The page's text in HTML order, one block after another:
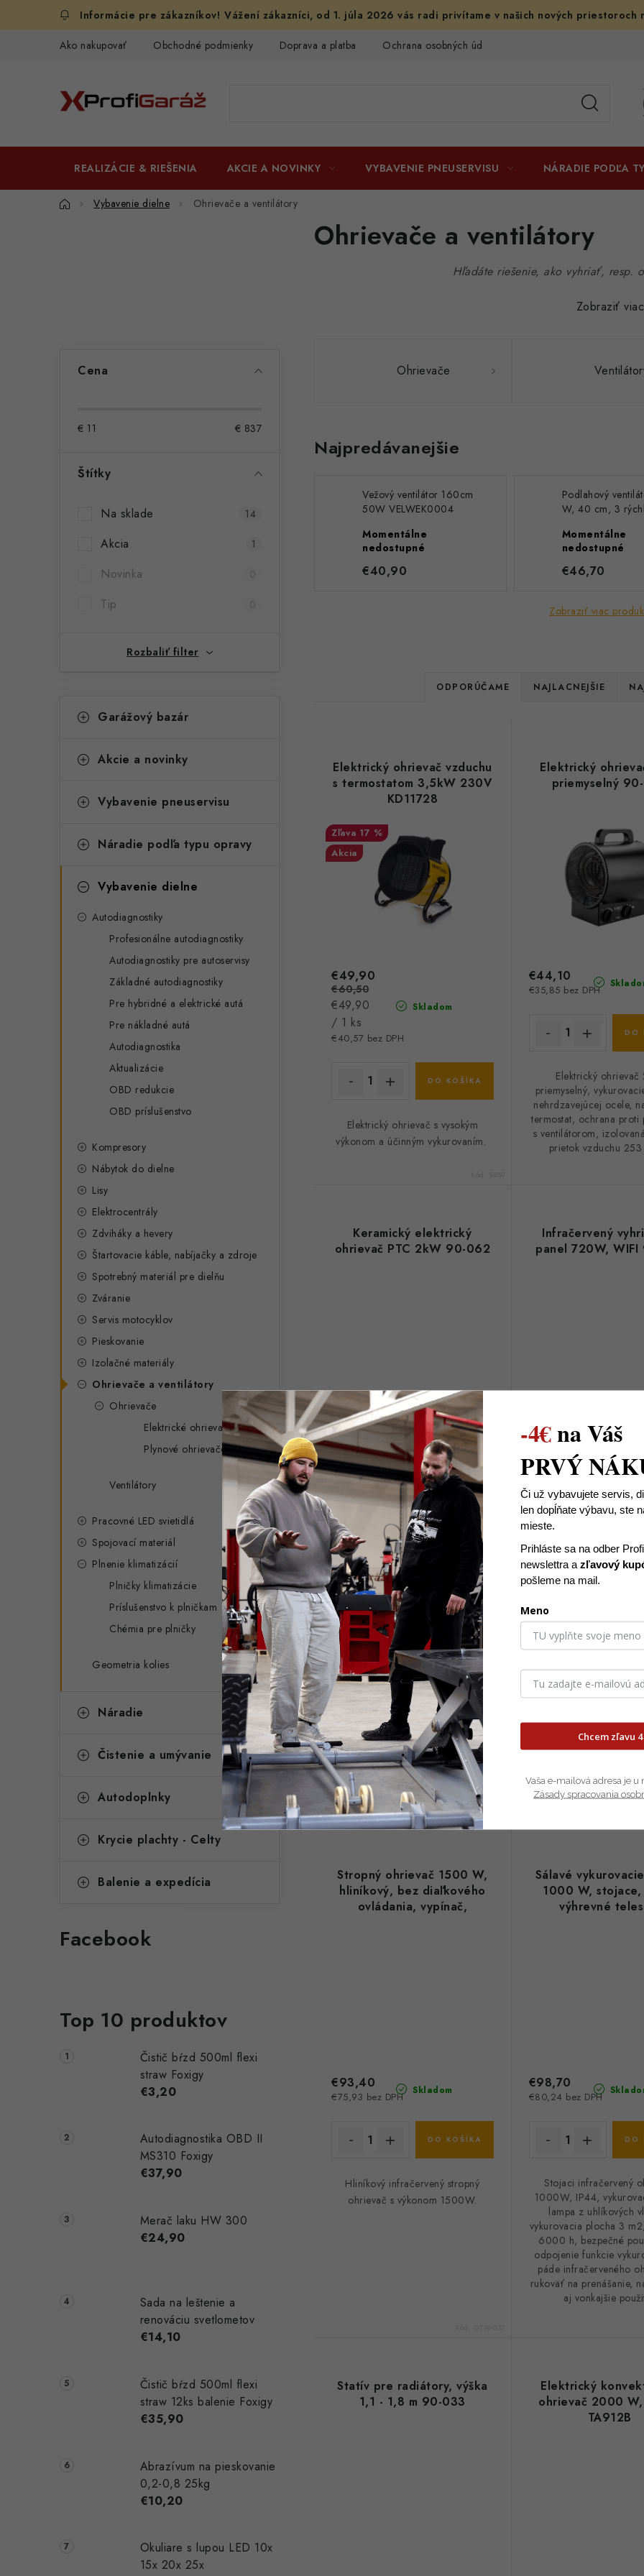
Vážení zákazníci, od 1. júla 2026 vás radi privítame v našich nových priestoroch
Ako nakupovať Obchodné podmienky Doprava a platba Ochrana osobných údajov
REALIZÁCIE & RIEŠENIA AKCIE A NOVINKY VYBAVENIE PNEUSERVISU NÁRADIE PODĽA
DomovVybavenie dielne Ohrievače a ventilátory
Cena
€ 11 € 837
Štítky
Na sklade 14
Akcia 1
Novinka 0
Tip 0
Rozbaliť filter
kategórie
i
Garážový bazár
Akcie a novinky
Vybavenie pneuservisu
Náradie podľa typu opravy
Vybavenie dielne
Autodiagnostiky
Profesionálne autodiagnostiky
Autodiagnostiky pre autoservisy
Základné autodiagnostiky
Pre hybridné a elektrické autá
Pre nákladné autá
Autodiagnostika
Aktualizácie
OBD redukcie
OBD príslušenstvo
Kompresory
Nábytok do dielne
Lisy
Elektrocentrály
Zdviháky a hevery
Štartovacie káble, nabíjačky a zdroje
Spotrebný materiál pre dielňu
Zváranie
Servis motocyklov
Pieskovanie
Izolačné materiály
Ohrievače a ventilátory
Ohrievače
Elektrické ohrievače
Plynové ohrievače
Ventilátory
Pracovné LED svietidlá
Spojovací materiál
Plnenie klimatizácií
Plničky klimatizácie
Príslušenstvo k plničkam
Chémia pre plničky
Geometria kolies
Náradie
Čistenie a umývanie
Autodoplnky
Krycie plachty - Celty
Balenie a expedícia
Facebook
Top 10 produktov
Čistič bŕzd 500ml flexi
straw Foxigy
€3,20
Autodiagnostika OBD II
MS310 Foxigy
€37,90
Merač laku HW 300
€24,90
Sada na leštenie a
renováciu svetlometov
€14,10
Čistič bŕzd 500ml flexi
straw 12ks balenie Foxigy
€35,90
Abrazívum na pieskovanie
0,2-0,8 25kg
€10,20
Okuliare s lupou LED 10x
15x 20x 25x
Ohrievače a ventilátory
Hľadáte riešenie, ako vyhriať, resp.
Zobraziť viac
Ohrievače
Najpredávanejšie
Vežový ventilátor 160cm
50W VELWEK0004
Momentálne
nedostupné
€40,90
Podlahový
W, 40 cm, 3
Momentálne
nedostupné
€46,70
Zobraziť viac
R
e
n
e
p
r
o
k
o
v
ODPORÚČAME NAJLACNEJŠIE
p
Elektrický ohrievač vzduchu
s termostatom 3,5kW 230V
KD11728
17 %
Akcia
Skladom
€40,57 bez DPH
€49,90
€60,50
Jednotková
cena:
€49,90
/ 1 ks
DO KOŠÍKA
Elektrický ohrievač s vysokým
výkonom a účinným vykurovaním.
Elektrický
priemyselný
€35,85 bez DPH
€44,10
DO
Elektrický ohrievač
priemyselný,
nehrdzavejúcej ocele,
termostat, ochrana proti
s ventilátorom,
prietok vzduchu
Keramický elektrický
ohrievač PTC 2kW 90-062
Skladom
€28,37 bez DPH
€34,90
DO KOŠÍKA
Keramický, elektrický, prenosný -
ohrievač značky Neo s výkonom 2
Kód:GT90-062
Infračervený
panel 720W, WIFI
€156,10 bez DPH
€192
DO
Infračervený panel 720
displejom, WiFi
dotykovým panelom,
ochranou, montáž na
Stropný ohrievač 1500 W,
hliníkový, bez diaľkového
ovládania, vypínač,
Skladom
€75,93 bez DPH
€93,40
DO KOŠÍKA
Hliníkový infračervený stropný
ohrievač s výkonom 1500W.
Sálavé
1000 W,
výhrevné
€80,24 bez DPH
€98,70
DO
Stojaci infračervený
1000W, IP44,
lampa z uhlíkových
vykurovacia plocha 3
6000 h, bezpečné
odpojenie funkcie
páde infračerveného
rukoväť na prenášanie,
aj vonkajšie
Statív pre radiátory, výška
1,1 - 1,8 m 90-033
Elektrický
ohrievač 2000
TA912B
-4€na Váš
PRVÝ
Či už vybavujete servis,
len dopĺňate výbavu, ste
mieste.
Prihláste sa na odber
newslettra a zľavový
pošleme na mail.
Meno
Chcem zľavu 4
Vaša e-mailová adresa je u
Zásady spracovania